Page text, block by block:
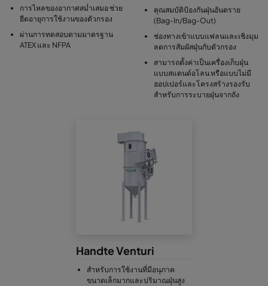
การไหลของอากาศสม่ำเสมอ ช่วย
ยืดอายุการใช้งานของตัวกรอง
ผ่านการทดสอบตามมาตรฐาน
ATEX และ NFPA
คุณสมบัติป้องกันฝุ่นอันตราย
(Bag-In/Bag-Out)
ช่องทางเข้าแบบแฟลนและเชิงมุม
ลดการสัมผัสฝุ่นกับตัวกรอง
สามารถตั้งค่าเป็นเครื่องเก็บฝุ่น
แบบสแตนด์อโลน หรือแบบไม่มี
ฮอปเปอร์และโครงสร้างรองรับ
สำหรับการระบายฝุ่นจากถัง
Handte Venturi
สำหรับการใช้งานที่มีอนุภาค
ขนาดเล็กมากและปริมาณฝุ่นสูง